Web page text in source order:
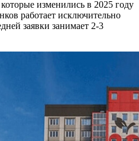
изменились в 2025 году
работает исключительно
заявки занимает 2-3